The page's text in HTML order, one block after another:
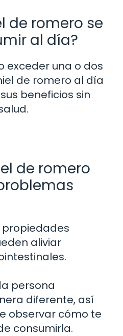
de romero se
al día?
exceder una o dos
de romero al día
beneficios sin
de romero
propiedades
aliviar
persona
diferente, así
observar cómo te
consumirla.